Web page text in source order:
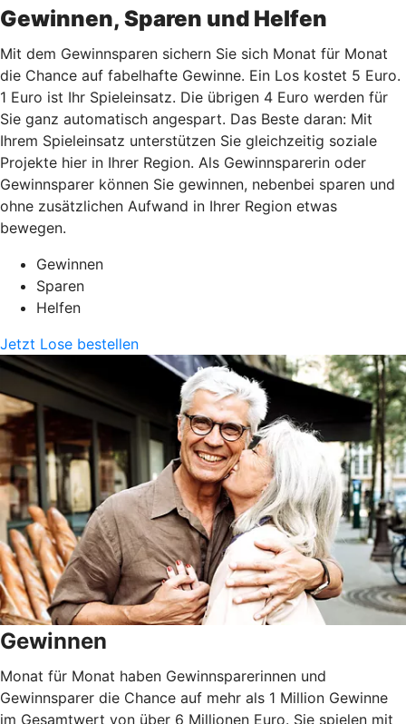
Gewinnen, Sparen und Helfen
Mit dem Gewinnsparen sichern Sie sich Monat für Monat
die Chance auf fabelhafte Gewinne. Ein Los kostet 5 Euro.
1 Euro ist Ihr Spieleinsatz. Die übrigen 4 Euro werden für
Sie ganz automatisch angespart. Das Beste daran: Mit
Ihrem Spieleinsatz unterstützen Sie gleichzeitig soziale
Projekte hier in Ihrer Region. Als Gewinnsparerin oder
Gewinnsparer können Sie gewinnen, nebenbei sparen und
ohne zusätzlichen Aufwand in Ihrer Region etwas
bewegen.
Gewinnen
Sparen
Helfen
Jetzt Lose bestellen
Gewinnen
Monat für Monat haben Gewinnsparerinnen und
Gewinnsparer die Chance auf mehr als 1 Million Gewinne
im Gesamtwert von über 6 Millionen Euro. Sie spielen mit